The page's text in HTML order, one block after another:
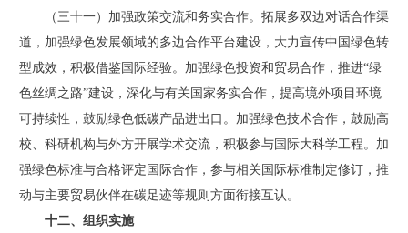
（三十一）加强政策交流和务实合作。拓展多双边对话合作渠
道，加强绿色发展领域的多边合作平台建设，大力宣传中国绿色转
型成效，积极借鉴国际经验。加强绿色投资和贸易合作，推进“绿
色丝绸之路”建设，深化与有关国家务实合作，提高境外项目环境
可持续性，鼓励绿色低碳产品进出口。加强绿色技术合作，鼓励高
校、科研机构与外方开展学术交流，积极参与国际大科学工程。加
强绿色标准与合格评定国际合作，参与相关国际标准制定修订，推
动与主要贸易伙伴在碳足迹等规则方面衔接互认。
十二、组织实施